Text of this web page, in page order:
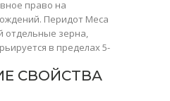
право на
Перидот Меса
отдельные зерна,
в пределах 5-
СВОЙСТВА